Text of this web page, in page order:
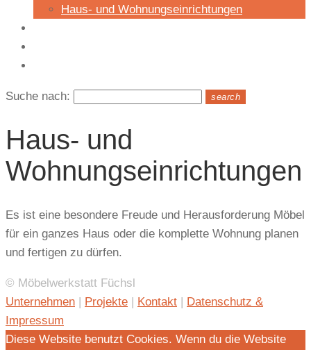
Haus- und Wohnungseinrichtungen
Suche nach: search
Haus- und
Wohnungseinrichtungen
Es ist eine besondere Freude und Herausforderung Möbel
für ein ganzes Haus oder die komplette Wohnung planen
und fertigen zu dürfen.
© Möbelwerkstatt Füchsl
Unternehmen | Projekte | Kontakt | Datenschutz &
Impressum
Diese Website benutzt Cookies. Wenn du die Website